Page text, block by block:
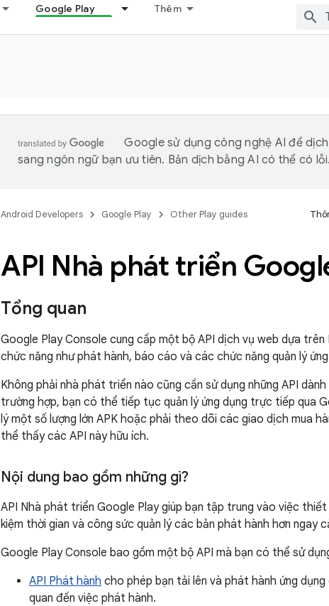
Google Play Thêm
Google sử dụng công nghệ AI để
sang ngôn ngữ bạn ưu tiên. Bản dịch bằng AI có thể có lỗi.
Android Developers Google Play Other Play guides
API Nhà phát triển
Tổng quan
Google Play Console cung cấp một bộ API dịch vụ web dựa
chức năng như phát hành, báo cáo và các chức năng quản lý
Không phải nhà phát triển nào cũng cần sử dụng những API
trường hợp, bạn có thể tiếp tục quản lý ứng dụng trực tiếp qua
lý một số lượng lớn APK hoặc phải theo dõi các giao dịch mua
thể thấy các API này hữu ích.
Nội dung bao gồm những gì?
API Nhà phát triển Google Play giúp bạn tập trung vào việc
kiệm thời gian và công sức quản lý các bản phát hành hơn ngay
Google Play Console bao gồm một bộ API mà bạn có thể sử
API Phát hành cho phép bạn tải lên và phát hành ứng
quan đến việc phát hành.